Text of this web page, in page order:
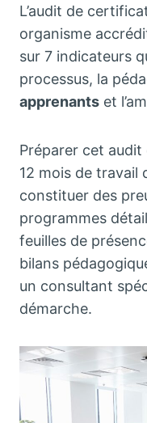
L’audit de
organisme
sur 7 indicateurs
processus, la
apprenants et
Préparer cet
12 mois de travail
constituer des
programmes
feuilles de
bilans
un consultant
démarche.